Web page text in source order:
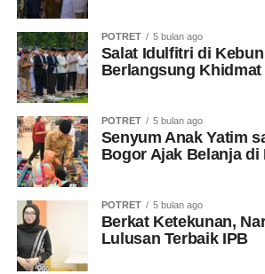
POTRET 5 bulan ago
Salat Idulfitri di
Berlangsung Khidmat
POTRET 5 bulan ago
Senyum Anak Yatim
Bogor Ajak Belanja di
POTRET 5 bulan ago
Berkat Ketekunan,
Lulusan Terbaik IPB